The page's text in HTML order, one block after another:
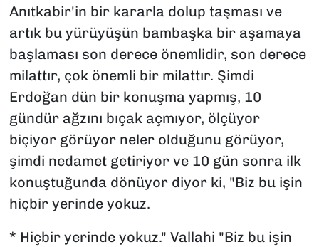
Anıtkabir'in bir kararla dolup taşması ve
artık bu yürüyüşün bambaşka bir aşamaya
başlaması son derece önemlidir, son derece
milattır, çok önemli bir milattır. Şimdi
Erdoğan dün bir konuşma yapmış, 10
gündür ağzını bıçak açmıyor, ölçüyor
biçiyor görüyor neler olduğunu görüyor,
şimdi nedamet getiriyor ve 10 gün sonra ilk
konuştuğunda dönüyor diyor ki, "Biz bu işin
hiçbir yerinde yokuz.
* Hiçbir yerinde yokuz." Vallahi "Biz bu işin